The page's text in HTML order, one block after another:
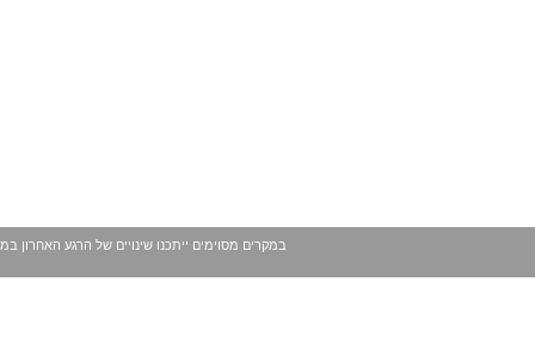
במקרים מסוימים ייתכנו שינויים של הרגע